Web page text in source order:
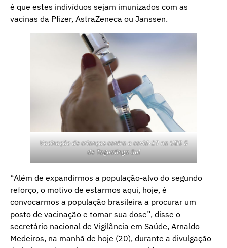
é que estes indivíduos sejam imunizados com as
vacinas da Pfizer, AstraZeneca ou Janssen.
Vacinação de crianças contra a covid-19 na UBS 5
de Taguatinga Sul
“Além de expandirmos a população-alvo do segundo
reforço, o motivo de estarmos aqui, hoje, é
convocarmos a população brasileira a procurar um
posto de vacinação e tomar sua dose”, disse o
secretário nacional de Vigilância em Saúde, Arnaldo
Medeiros, na manhã de hoje (20), durante a divulgação